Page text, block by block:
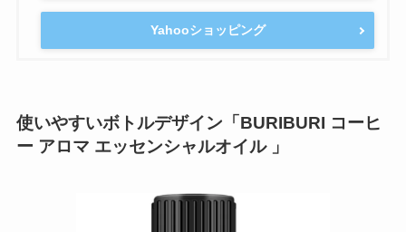
Yahooショッピング
使いやすいボトルデザイン「BURIBURI コーヒ
ー アロマ エッセンシャルオイル 」